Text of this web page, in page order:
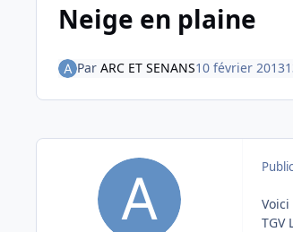
Neige en plaine
Par ARC ET SENANS10 février 2013
TGV